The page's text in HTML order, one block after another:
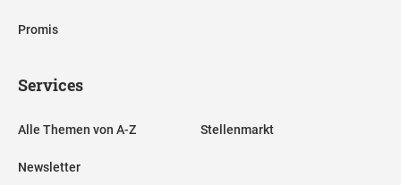
Promis
Services
Alle Themen von A-Z
Newsletter
Stellenmarkt